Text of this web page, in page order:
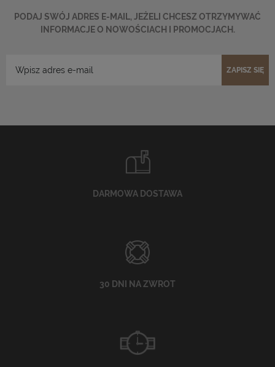
PODAJ SWÓJ ADRES E-MAIL, JEŻELI CHCESZ OTRZYMYWAĆ
INFORMACJE O NOWOŚCIACH I PROMOCJACH.
ZAPISZ SIĘ
DARMOWA DOSTAWA
30 DNI NA ZWROT